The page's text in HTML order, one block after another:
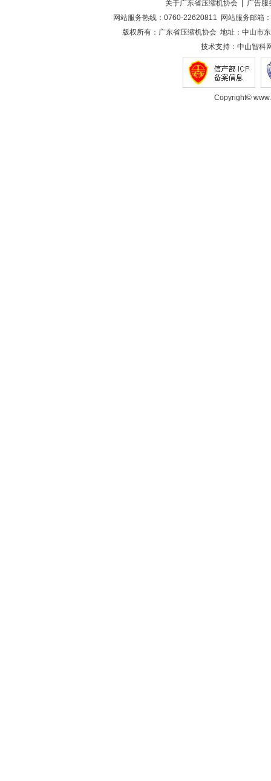
关于广东省压缩机协会|
广告服
网站服务热线：0760-22620811 网站服务邮
版权所有：广东省压缩机协会 地址：中山市
技术支持： 中山智科
Copyright©